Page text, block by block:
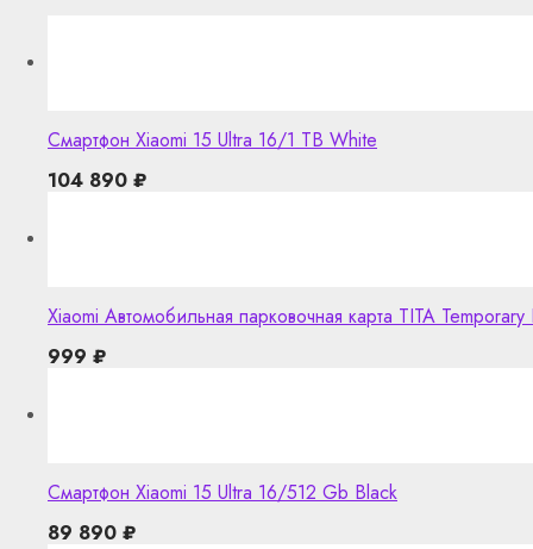
Смартфон Xiaomi 15 Ultra 16/1 TB White
104 890 ₽
Xiaomi Автомобильная парковочная карта TITA
999 ₽
Смартфон Xiaomi 15 Ultra 16/512 Gb Black
89 890 ₽